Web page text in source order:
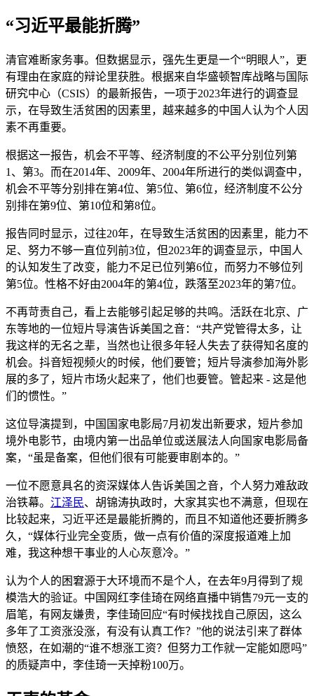
“习近平最能折腾”
清官难断家务事。但数据显示，强先生更是一个“明眼人”，更
有理由在家庭的辩论里获胜。根据来自华盛顿智库战略与国际
研究中心（CSIS）的最新报告，一项于2023年进行的调查显
示，在导致生活贫困的因素里，越来越多的中国人认为个人因
素不再重要。
根据这一报告，机会不平等、经济制度的不公平分别位列第
1、第3。而在2014年、2009年、2004年所进行的类似调查中，
机会不平等分别排在第4位、第5位、第6位，经济制度不公分
别排在第9位、第10位和第8位。
报告同时显示，过往20年，在导致生活贫困的因素里，能力不
足、努力不够一直位列前3位，但2023年的调查显示，中国人
的认知发生了改变，能力不足已位列第6位，而努力不够位列
第5位。性格不好由2004年的第4位，跌落至2023年的第7位。
不再苛责自己，看上去能够引起足够的共鸣。活跃在北京、广
东等地的一位短片导演告诉美国之音：“共产党管得太多，让
我这样的无名之辈，当然也让很多年轻人失去了获得知名度的
机会。抖音短视频火的时候，他们要管；短片导演参加海外影
展的多了，短片市场火起来了，他们也要管。管起来 - 这是他
们的惯性。”
这位导演提到，中国国家电影局7月初发出新要求，短片参加
境外电影节，由境内第一出品单位或送展法人向国家电影局备
案，“虽是备案，但他们很有可能要审剧本的。”
一位不愿意具名的资深媒体人告诉美国之音，个人努力难敌政
治铁幕。 江泽民、胡锦涛执政时，大家其实也不满意，但现在
比较起来，习近平还是最能折腾的，而且不知道他还要折腾多
久，“媒体行业完全变质，做一点有价值的深度报道难上加
难，我这种想干事业的人心灰意冷。”
认为个人的困窘源于大环境而不是个人，在去年9月得到了规
模浩大的验证。中国网红李佳琦在网络直播中销售79元一支的
眉笔，有网友嫌贵，李佳琦回应“有时候找找自己原因，这么
多年了工资涨没涨，有没有认真工作？”他的说法引来了群体
愤怒，在如潮的“谁不想涨工资？但努力工作就一定能如愿吗”
的质疑声中，李佳琦一天掉粉100万。